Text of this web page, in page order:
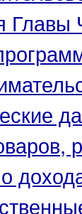
Главы